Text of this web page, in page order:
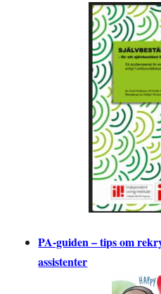
PA-guiden – tips om
assistenter